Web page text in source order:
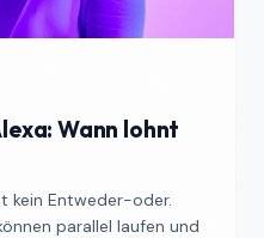
Wann lohnt
kein Entweder-oder.
parallel laufen und